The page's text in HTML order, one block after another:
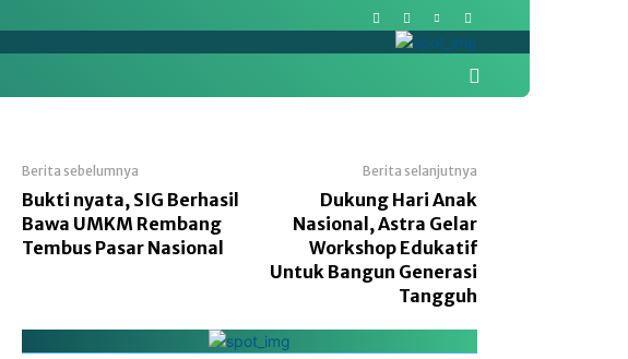
Berita sebelumnya
Bukti nyata, SIG Berhasil
Bawa UMKM Rembang
Tembus Pasar Nasional
Berita selanjutnya
Dukung Hari Anak
Nasional, Astra Gelar
Workshop Edukatif
Untuk Bangun Generasi
Tangguh